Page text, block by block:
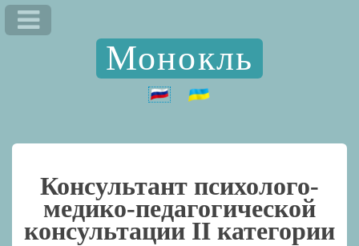
Монокль
Консультант психолого-
медико-педагогической
консультации II категории